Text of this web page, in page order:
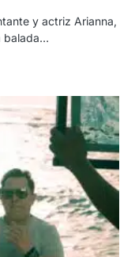
y actriz Arianna,
balada…